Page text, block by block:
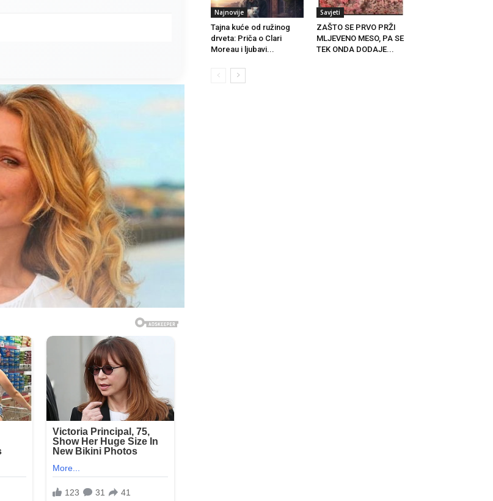
Najnovije
Tajna kuće od ružinog
drveta: Priča o Clari
Moreau i ljubavi...
Savjeti
ZAŠTO SE PRVO PRŽI
MLJEVENO MESO, PA SE
TEK ONDA DODAJE...